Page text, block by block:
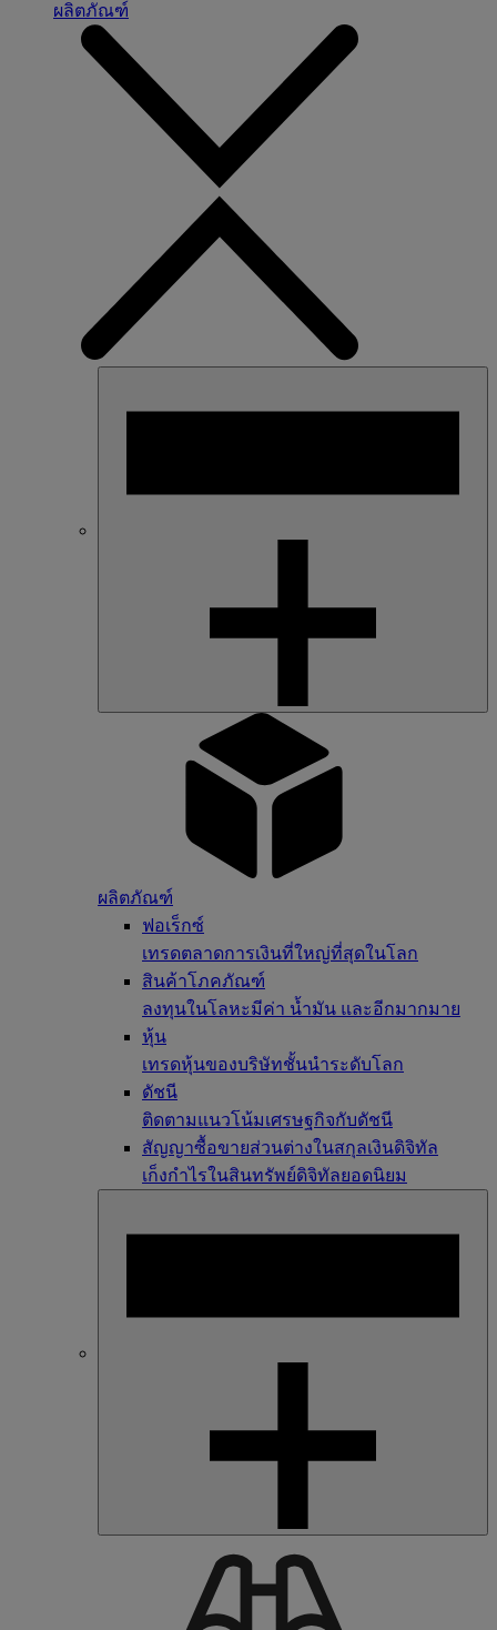
ผลิตภัณฑ์
ผลิตภัณฑ์
ฟอเร็กซ์
เทรดตลาดการเงินที่ใหญ่ที่สุดในโลก
สินค้าโภคภัณฑ์
ลงทุนในโลหะมีค่า น้ำมัน และอีกมากมาย
หุ้น
เทรดหุ้นของบริษัทชั้นนำระดับโลก
ดัชนี
ติดตามแนวโน้มเศรษฐกิจกับดัชนี
สัญญาซื้อขายส่วนต่างในสกุลเงินดิจิทัล
เก็งกำไรในสินทรัพย์ดิจิทัลยอดนิยม